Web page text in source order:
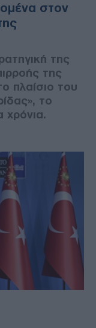
στον
της
της
πλαίσιο του
το
χρόνια.